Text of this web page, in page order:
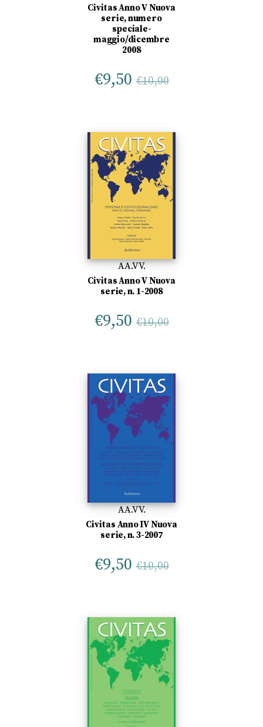
Civitas Anno V Nuova
serie, numero
speciale-
maggio/dicembre
2008
€9,50 €10,00
AA.VV.
Civitas Anno V Nuova
serie, n. 1-2008
€9,50 €10,00
AA.VV.
Civitas Anno IV Nuova
serie, n. 3-2007
€9,50 €10,00